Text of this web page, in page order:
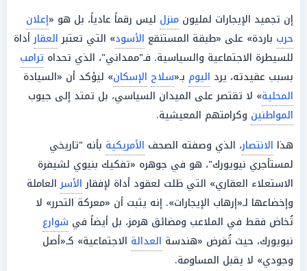
إن تجميد الإيجارات لمليون منزل ليس رقماً عادياً، بل هو «إعلان
حرب باردة» على «طبقة المستنقع الأسود» التي تعتبرالعقارأداة
للسيطرة الاجتماعية والسياسية. فـ"ممداني"، الذي تحداه ترامب
بسبب عقيدته، يرد اليوم بـ«سلاح الإسكان» ليؤكد أن «السيادة
المحلية» لا تقتصر على الميدان السياسي، بل تمتد إلى جيوب
المواطنين وكرامتهم المعيشية.
هذا الانتصار، الذي وصفته الصحف الأمريكية بأنه "تاريخي
لمستأجري نيويورك"، هو في جوهره «تفكيك بنيوي لشيفرة
الاستعلاء العقاري» التي ظلت لعقود أداة لإفقارالأسرالعاملة
وإخضاعها لـ«إرهاب الإيجارات». إنه يثبت أن «معركة التحرر» لا
تُخاض فقط في الملاعب ومضائق هرمز، بل أيضاً في شوارع
نيويورك، حيث تُفرض «هندسة العدالة الاجتماعية» كـ«أصل
وجودي» لا يقبل المساومة.